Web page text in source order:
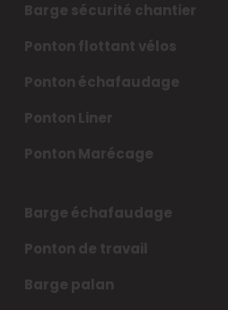
Barge sécurité chantier
Ponton flottant vélos
Ponton échafaudage
Ponton Liner
Ponton Marécage
Barge échafaudage
Ponton de travail
Barge palan